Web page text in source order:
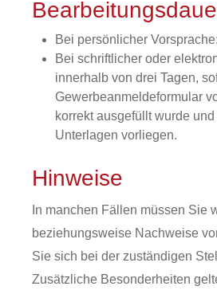
Bei persönlicher
Bei schriftlicher oder
innerhalb von drei Tagen,
Gewerbeanmeldeformular
korrekt ausgefüllt wurde
Unterlagen vorliegen.
Hinweise
In manchen Fällen müssen Sie
beziehungsweise Nachweise
Sie sich bei der zuständigen
Zusätzliche Besonderheiten